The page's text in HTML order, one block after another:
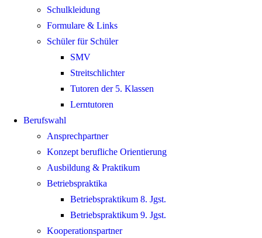
Schulkleidung
Formulare & Links
Schüler für Schüler
SMV
Streitschlichter
Tutoren der 5. Klassen
Lerntutoren
Berufswahl
Ansprechpartner
Konzept berufliche Orientierung
Ausbildung & Praktikum
Betriebspraktika
Betriebspraktikum 8. Jgst.
Betriebspraktikum 9. Jgst.
Kooperationspartner